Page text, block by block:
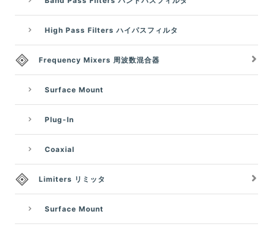
High Pass Filters ハイパスフィルタ
Frequency Mixers 周波数混合器
Surface Mount
Plug-In
Coaxial
Limiters リミッタ
Surface Mount